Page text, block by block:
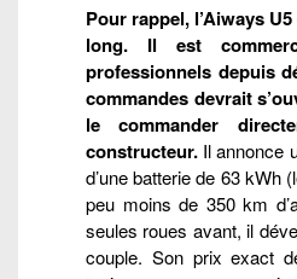
Pour rappel, l’Aiways
long. Il est
professionnels depuis
commandes devrait
le commander
constructeur. Il annonce
d’une batterie de 63 kWh
peu moins de 350 km
seules roues avant, il
couple. Son prix exact